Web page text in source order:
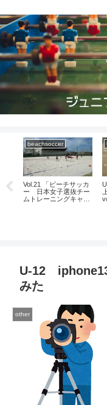
静
beachsoccer
Vol.21 「ビーチサッカ
ー 日本女子選抜チー
ムトレーニングキャン
U-12
みた
other